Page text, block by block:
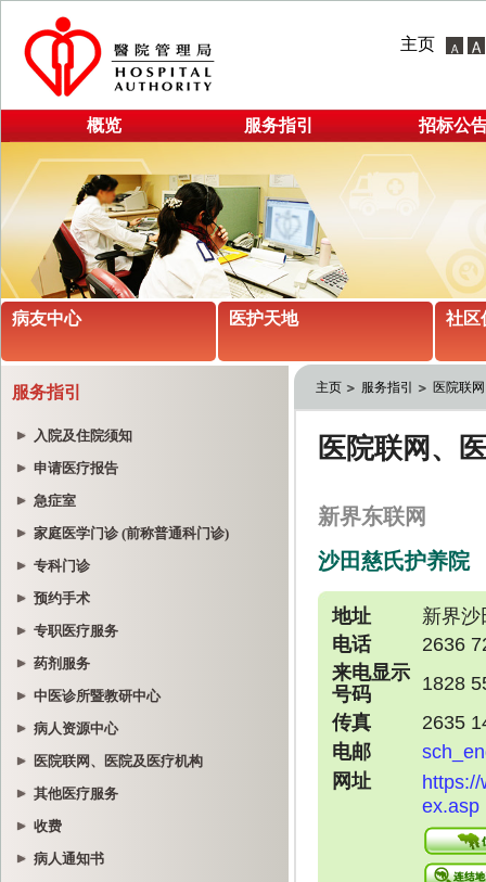
主页
概览 服务指引 招标公
病友中心 医护天地 社区
服务指引
入院及住院须知
申请医疗报告
急症室
家庭医学门诊 (前称普通科门诊)
专科门诊
预约手术
专职医疗服务
药剂服务
中医诊所暨教研中心
病人资源中心
医院联网、医院及医疗机构
其他医疗服务
收费
病人通知书
主页 服务指引 医院联